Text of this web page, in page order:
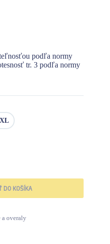
podľa normy
tr. 3 podľa normy
DO KOŠÍKA
a overaly